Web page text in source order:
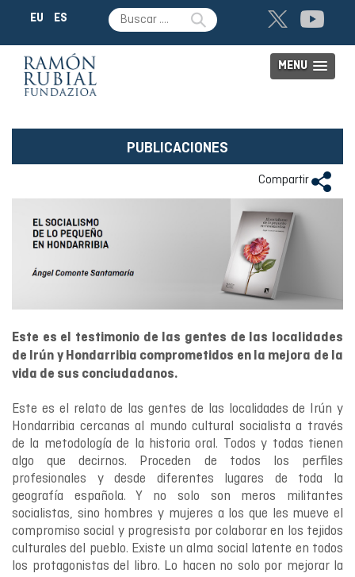
EU ES
MENU
PUBLICACIONES
Compartir
Este es el testimonio de las gentes de las localidades
de Irún y Hondarribia comprometidos en la mejora de la
vida de sus conciudadanos.
Este es el relato de las gentes de las localidades de Irún y
Hondarribia cercanas al mundo cultural socialista a través
de la metodología de la historia oral. Todos y todas tienen
algo que decirnos. Proceden de todos los perfiles
profesionales y desde diferentes lugares de toda la
geografía española. Y no solo son meros militantes
socialistas, sino hombres y mujeres a los que les mueve el
compromiso social y progresista por colaborar en los tejidos
culturales del pueblo. Existe un alma social latente en todos
los protagonistas del libro. Lo hacen no solo por mejorar la